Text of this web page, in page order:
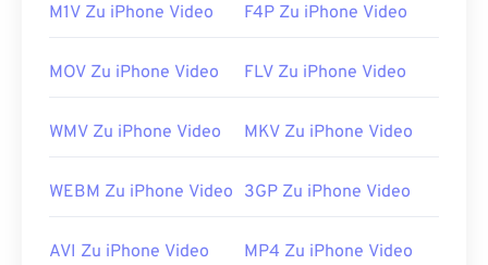
M1V Zu iPhone Video F4P Zu iPhone Video
MOV Zu iPhone Video FLV Zu iPhone Video
WMV Zu iPhone Video MKV Zu iPhone Video
WEBM Zu iPhone Video 3GP Zu iPhone Video
AVI Zu iPhone Video MP4 Zu iPhone Video